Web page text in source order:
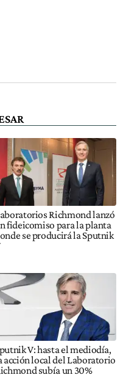
Richmond lanzó
fideicomiso para la planta
se producirá la Sputnik
V: hasta el mediodía,
acción local del Laboratorio
subía un 30%